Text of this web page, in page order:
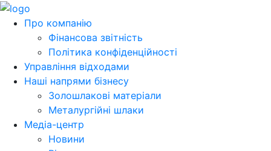
Про компанію
Фінансова звітність
Політика конфіденційності
Управління відходами
Наші напрями бізнесу
Золошлакові матеріали
Металургійні шлаки
Медіа-центр
Новини